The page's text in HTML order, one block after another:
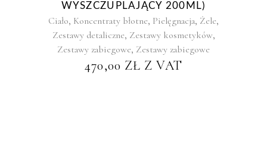
WYSZCZUPLAJĄCY 200ML)
Ciało, Koncentraty błotne, Pielęgnacja, Żele,
Zestawy detaliczne, Zestawy kosmetyków,
Zestawy zabiegowe, Zestawy zabiegowe
470,00 ZŁ Z VAT